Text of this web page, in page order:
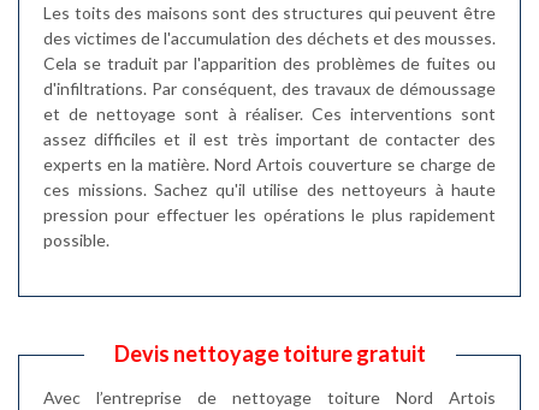
Les toits des maisons sont des structures qui peuvent être
des victimes de l'accumulation des déchets et des mousses.
Cela se traduit par l'apparition des problèmes de fuites ou
d'infiltrations. Par conséquent, des travaux de démoussage
et de nettoyage sont à réaliser. Ces interventions sont
assez difficiles et il est très important de contacter des
experts en la matière. Nord Artois couverture se charge de
ces missions. Sachez qu'il utilise des nettoyeurs à haute
pression pour effectuer les opérations le plus rapidement
possible.
Devis nettoyage toiture gratuit
Avec l’entreprise de nettoyage toiture Nord Artois